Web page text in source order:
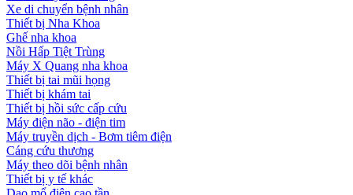
Xe di chuyển bệnh nhân
Thiết bị Nha Khoa
Ghế nha khoa
Nồi Hấp Tiệt Trùng
Máy X Quang nha khoa
Thiết bị tai mũi họng
Thiết bị khám tai
Thiết bị hồi sức cấp cứu
Máy điện não - điện tim
Máy truyền dịch - Bơm tiêm điện
Cáng cứu thương
Máy theo dõi bệnh nhân
Thiết bị y tế khác